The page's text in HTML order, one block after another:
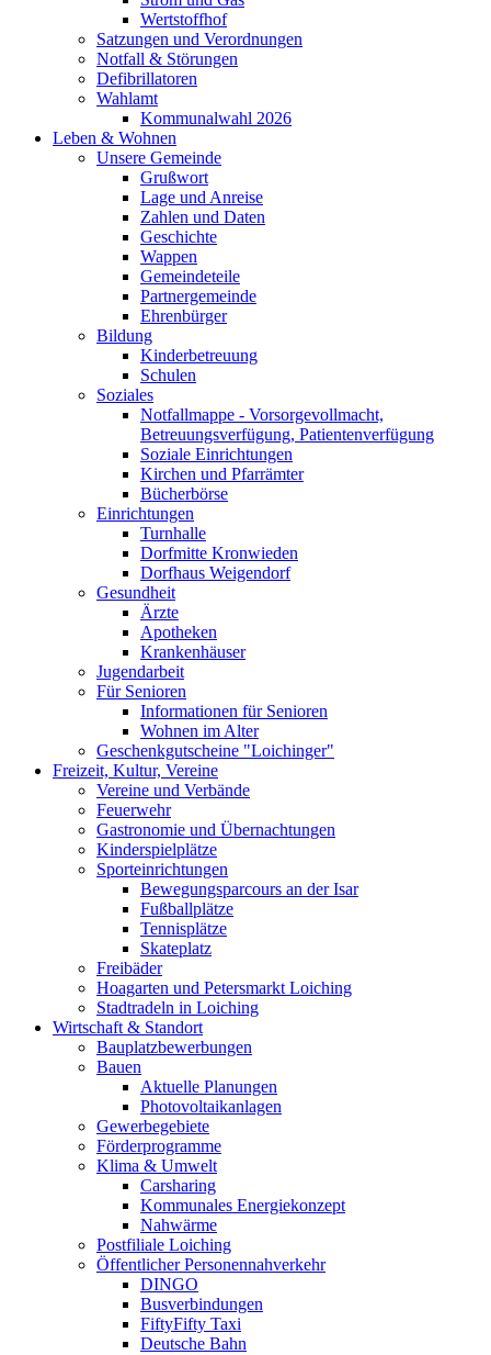
Wertstoffhof
Satzungen und Verordnungen
Notfall & Störungen
Defibrillatoren
Wahlamt
Kommunalwahl 2026
Leben & Wohnen
Unsere Gemeinde
Grußwort
Lage und Anreise
Zahlen und Daten
Geschichte
Wappen
Gemeindeteile
Partnergemeinde
Ehrenbürger
Bildung
Kinderbetreuung
Schulen
Soziales
Notfallmappe - Vorsorgevollmacht,
Betreuungsverfügung, Patientenverfügung
Soziale Einrichtungen
Kirchen und Pfarrämter
Bücherbörse
Einrichtungen
Turnhalle
Dorfmitte Kronwieden
Dorfhaus Weigendorf
Gesundheit
Ärzte
Apotheken
Krankenhäuser
Jugendarbeit
Für Senioren
Informationen für Senioren
Wohnen im Alter
Geschenkgutscheine "Loichinger"
Freizeit, Kultur, Vereine
Vereine und Verbände
Feuerwehr
Gastronomie und Übernachtungen
Kinderspielplätze
Sporteinrichtungen
Bewegungsparcours an der Isar
Fußballplätze
Tennisplätze
Skateplatz
Freibäder
Hoagarten und Petersmarkt Loiching
Stadtradeln in Loiching
Wirtschaft & Standort
Bauplatzbewerbungen
Bauen
Aktuelle Planungen
Photovoltaikanlagen
Gewerbegebiete
Förderprogramme
Klima & Umwelt
Carsharing
Kommunales Energiekonzept
Nahwärme
Postfiliale Loiching
Öffentlicher Personennahverkehr
DINGO
Busverbindungen
FiftyFifty Taxi
Deutsche Bahn